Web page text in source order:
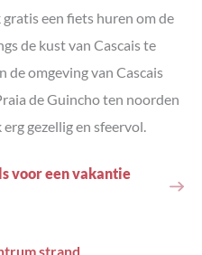
een fiets huren om de
de kust van Cascais te
de omgeving van Cascais
de Guincho ten noorden
gezellig en sfeervol.
voor een vakantie